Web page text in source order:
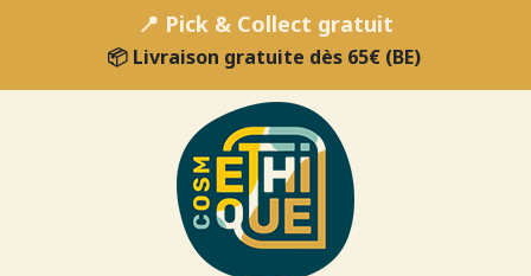
📍 Pick & Collect gratuit
📦 Livraison gratuite dès 65€ (BE)